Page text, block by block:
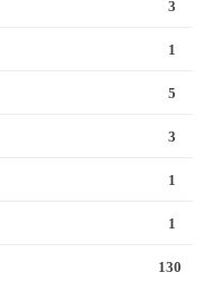
3
1
5
3
1
1
130